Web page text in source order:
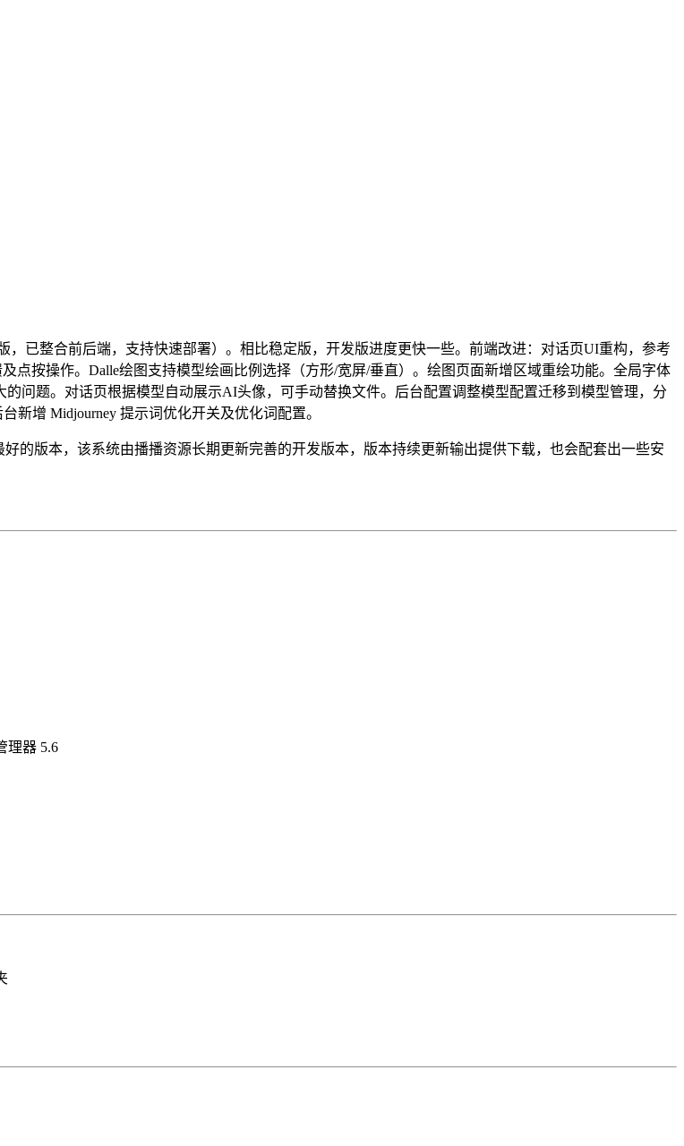
已整合前后端，支持快速部署）。相比稳定版，开发版进度更快一些。前端改进：对话页UI重构，参考
点按操作。Dalle绘图支持模型绘画比例选择（方形/宽屏/垂直）。绘图页面新增区域重绘功能。全局字体
问题。对话页根据模型自动展示AI头像，可手动替换文件。后台配置调整模型配置迁移到模型管理，分
增 Midjourney 提示词优化开关及优化词配置。
的版本，该系统由播播资源长期更新完善的开发版本，版本持续更新输出提供下载，也会配套出一些安
理器 5.6